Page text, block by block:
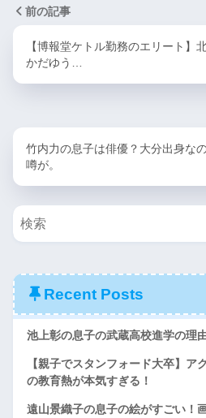
前の記事
【博報堂ケトル勤務のエリート】
かだゆう…
竹内力の息子は俳優？大分出身な
噂が。
Recent Posts
池上彰の息子の武蔵高校進学の理
【親子でスタンフォード大卒】ア
の教育熱が本気すぎる！
遠山景織子の息子の絵がすごい！